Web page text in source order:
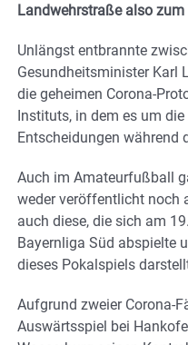
Landwehrstraße also
Unlängst entbrannte
Gesundheitsminister Karl
die geheimen Corona-
Instituts, in dem es um
Entscheidungen während
Auch im Amateurfußball
weder veröffentlicht noch
auch diese, die sich am
Bayernliga Süd abspielte
dieses Pokalspiels
Aufgrund zweier Corona-
Auswärtsspiel bei